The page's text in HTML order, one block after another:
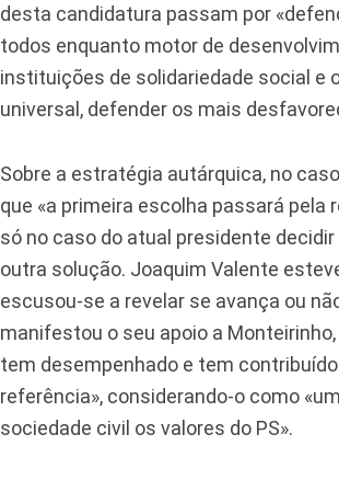
desta candidatura passam por
todos enquanto motor de
instituições de solidariedade social e
universal, defender os mais
Sobre a estratégia autárquica, no
que «a primeira escolha passará pela
só no caso do atual presidente
outra solução. Joaquim Valente
escusou-se a revelar se avança ou
manifestou o seu apoio a
tem desempenhado e tem
referência», considerando-o como
sociedade civil os valores do PS».